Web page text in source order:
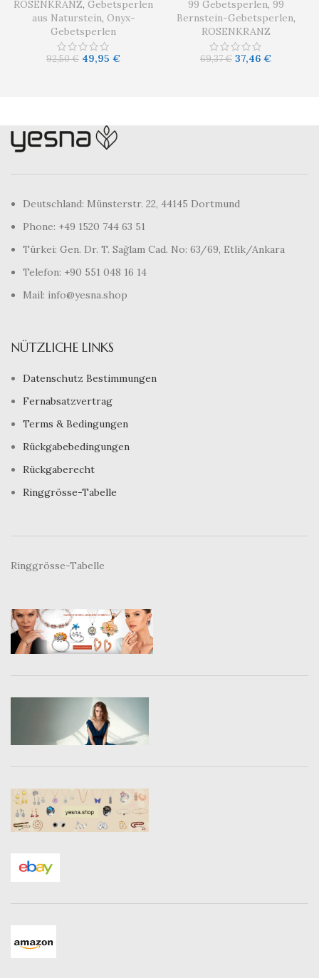
ROSENKRANZ, Gebetsperlen
aus Naturstein, Onyx-
Gebetsperlen
92,50€ 49,95 €
99 Gebetsperlen, 99
Bernstein-Gebetsperlen,
ROSENKRANZ
69,37€ 37,46 €
Deutschland: Münsterstr. 22, 44145 Dortmund
Phone: +49 1520 744 63 51
Türkei: Gen. Dr. T. Sağlam Cad. No: 63/69, Etlik/Ankara
Telefon: +90 551 048 16 14
Mail: info@yesna.shop
NÜTZLICHE LINKS
Datenschutz Bestimmungen
Fernabsatzvertrag
Terms & Bedingungen
Rückgabebedingungen
Rückgaberecht
Ringgrösse-Tabelle
Ringgrösse-Tabelle